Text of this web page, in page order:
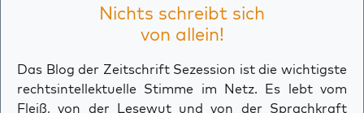
Nichts schreibt sich
von allein!
Das Blog der Zeitschrift Sezession ist die wichtigste
rechtsintellektuelle Stimme im Netz. Es lebt vom
Fleiß, von der Lesewut und von der Sprachkraft